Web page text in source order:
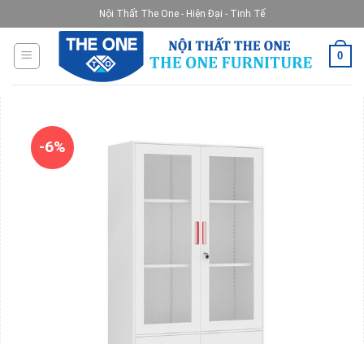
to
content
Nội Thất The One - Hiện Đại - Tinh Tế
0
-6%